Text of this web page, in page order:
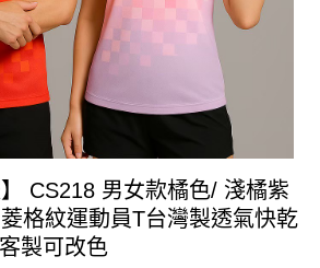
女款橘色/ 淺橘紫
格紋運動員T台灣製透氣快乾
製可改色